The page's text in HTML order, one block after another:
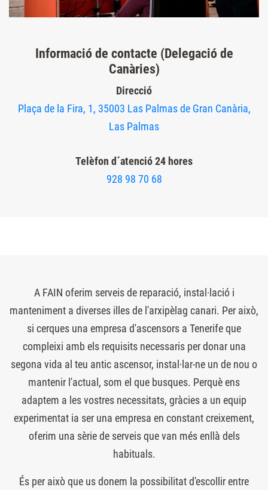
Informació de contacte (Delegació de
Canàries)
Direcció
Plaça de la Fira, 1, 35003 Las Palmas de Gran Canària,
Las Palmas
Telèfon d´atenció 24 hores
928 98 70 68
A FAIN oferim serveis de reparació, instal·lació i
manteniment a diverses illes de l'arxipèlag canari. Per això,
si cerques una empresa d'ascensors a Tenerife que
compleixi amb els requisits necessaris per donar una
segona vida al teu antic ascensor, instal·lar-ne un de nou o
mantenir l'actual, som el que busques. Perquè ens
adaptem a les vostres necessitats, gràcies a un equip
experimentat ia ser una empresa en constant creixement,
oferim una sèrie de serveis que van més enllà dels
habituals.
És per això que us donem la possibilitat d'escollir entre